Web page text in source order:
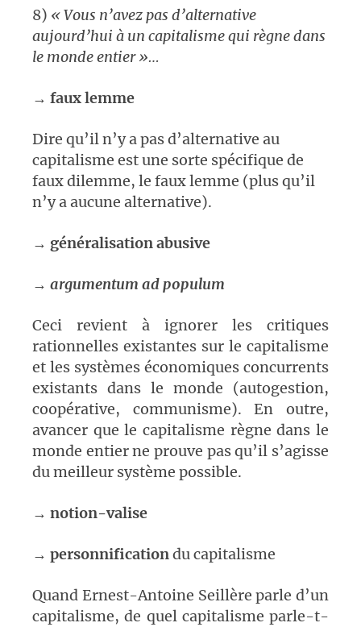
8) « Vous n’avez pas d’alternative
aujourd’hui à un capitalisme qui règne dans
le monde entier »…
→ faux lemme
Dire qu’il n’y a pas d’alternative au
capitalisme est une sorte spécifique de
faux dilemme, le faux lemme (plus qu’il
n’y a aucune alternative).
→ généralisation abusive
→ argumentum ad populum
Ceci revient à ignorer les critiques
rationnelles existantes sur le capitalisme
et les systèmes économiques concurrents
existants dans le monde (autogestion,
coopérative, communisme). En outre,
avancer que le capitalisme règne dans le
monde entier ne prouve pas qu’il s’agisse
du meilleur système possible.
→ notion-valise
→ personnificationdu capitalisme
Quand Ernest-Antoine Seillère parle d’un
capitalisme, de quel capitalisme parle-t-